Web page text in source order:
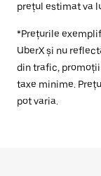
prețul estimat va
*Prețurile
UberX și nu
din trafic,
taxe minime.
pot varia.